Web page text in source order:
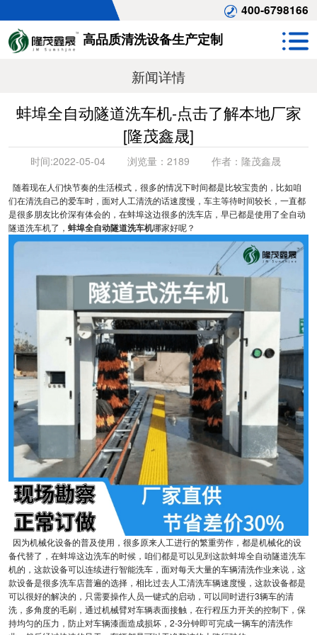
400-6798166
高品质清洗设备生产定制
新闻详情
蚌埠全自动隧道洗车机-点击了解本地厂家
[隆茂鑫晟]
时间:2022-05-04 浏览量： 2189 作者： 隆茂鑫晟
随着现在人们快节奏的生活模式，很多的情况下时间都是比较宝贵的，比如咱
们在清洗自己的爱车时，面对人工清洗的话速度慢，车主等待时间较长，一直都
是很多朋友比价深有体会的，在蚌埠这边很多的洗车店，早已都是使用了全自动
隧道洗车机了， 蚌埠全自动隧道洗车机哪家好呢？
因为机械化设备的普及使用，很多原来人工进行的繁重劳作，都是机械化的设
备代替了，在蚌埠这边洗车的时候，咱们都是可以见到这款蚌埠全自动隧道洗车
机的，这款设备可以连续进行智能洗车，面对每天大量的车辆清洗作业来说，这
款设备是很多洗车店普遍的选择，相比过去人工清洗车辆速度慢，这款设备都是
可以很好的解决的，只需要操作人员一键式的启动，可以同时进行3辆车的清
洗，多角度的毛刷，通过机械臂对车辆表面接触，在行程压力开关的控制下，保
持均匀的压力，防止对车辆漆面造成损坏，2-3分钟即可完成一辆车的清洗作